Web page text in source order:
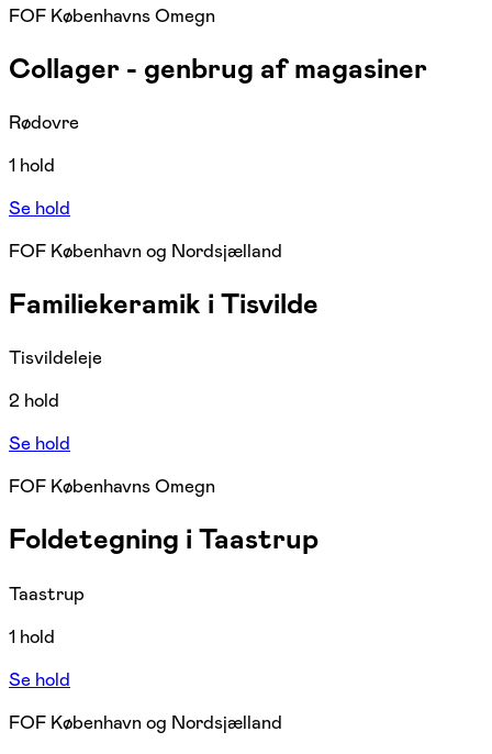
FOF Københavns Omegn
Collager - genbrug af magasiner
Rødovre
1 hold
Se hold
FOF København og Nordsjælland
Familiekeramik i Tisvilde
Tisvildeleje
2 hold
Se hold
FOF Københavns Omegn
Foldetegning i Taastrup
Taastrup
1 hold
Se hold
FOF København og Nordsjælland